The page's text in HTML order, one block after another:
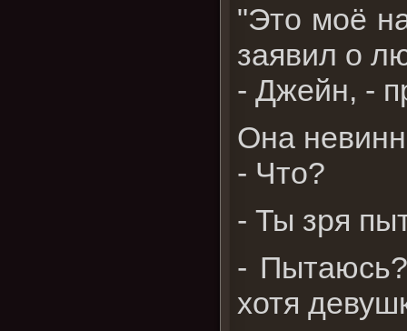
"Это моё
заявил о
- Джейн, -
Она
- Что?
- Ты зря
-
хотя